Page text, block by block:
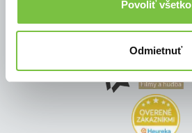
Povoliť všetko
Odmietnuť